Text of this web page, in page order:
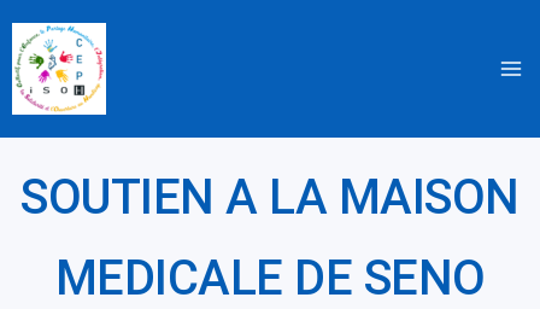
au
contenu
SOUTIEN A LA MAISON
MEDICALE DE SENO